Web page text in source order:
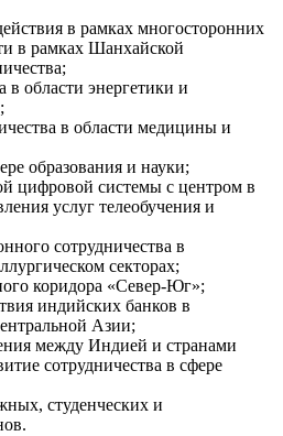
в рамках многосторонних
в рамках Шанхайской
в области энергетики и
в области медицины и
образования и науки;
цифровой системы с центром в
услуг телеобучения и
сотрудничества в
секторах;
коридора «Север-Юг»;
индийских банков в
Азии;
между Индией и странами
сотрудничества в сфере
студенческих и